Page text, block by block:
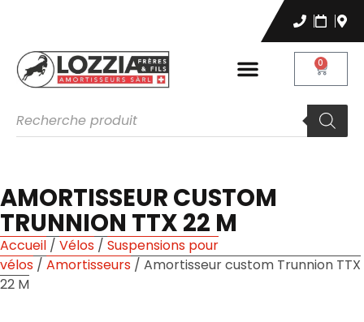
0
AMORTISSEUR CUSTOM
TRUNNION TTX 22 M
Accueil / Vélos / Suspensions pour
vélos / Amortisseurs / Amortisseur custom Trunnion TTX
22 M